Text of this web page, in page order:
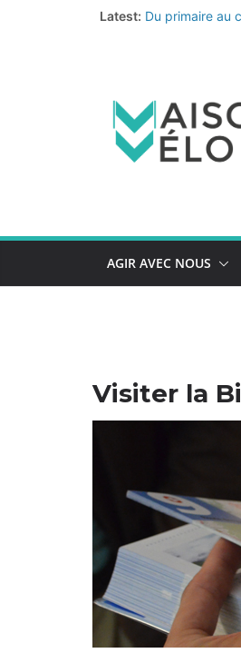
Latest: Du primaire au
AGIR AVEC NOUS
Visiter la